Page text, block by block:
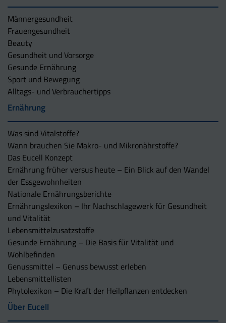
Männergesundheit
Frauengesundheit
Beauty
Gesundheit und Vorsorge
Gesunde Ernährung
Sport und Bewegung
Alltags- und Verbrauchertipps
Ernährung
Was sind Vitalstoffe?
Wann brauchen Sie Makro- und Mikronährstoffe?
Das Eucell Konzept
Ernährung früher versus heute – Ein Blick auf den Wandel
der Essgewohnheiten
Nationale Ernährungsberichte
Ernährungslexikon – Ihr Nachschlagewerk für Gesundheit
und Vitalität
Lebensmittelzusatzstoffe
Gesunde Ernährung – Die Basis für Vitalität und
Wohlbefinden
Genussmittel – Genuss bewusst erleben
Lebensmittellisten
Phytolexikon – Die Kraft der Heilpflanzen entdecken
Über Eucell